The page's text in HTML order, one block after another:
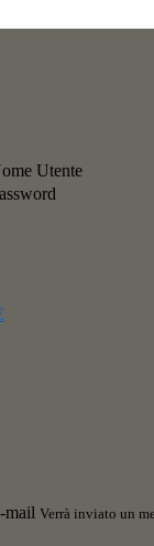
Utente
mail Verrà inviato un